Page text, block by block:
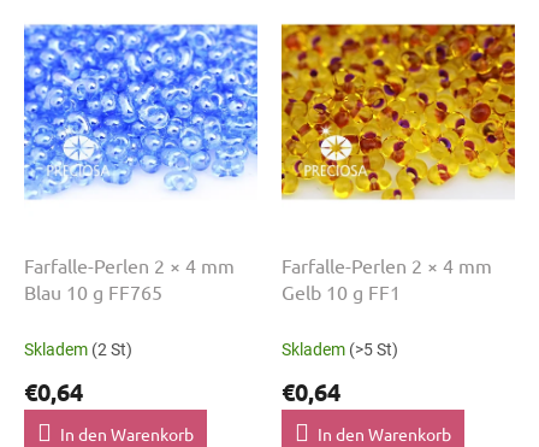
g
d
P
Farfalle-Perlen 2 × 4 mm
Blau 10 g FF765
Skladem (2 St)
€0,64
In den Warenkorb
Farfalle-Perlen 2 × 4 mm
Gelb 10 g FF1
Skladem (>5 St)
€0,64
In den Warenkorb